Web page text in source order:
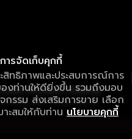
ารจัดเก็บคุกกี้
สิทธิภาพและประสบการณ์การ
องท่านให้ดียิ่งขึ้น รวมถึงมอบ
กรรม ส่งเสริมการขาย เลือก
าะสมให้กับท่าน นโยบายคุกกี้
นแอป ลื่นไหลกว่า ไม่มีสะดุด
โหลดแอปเพื่อการรับชมที่ดีกว่า